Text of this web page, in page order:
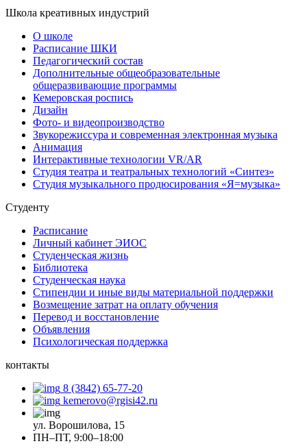
Школа креативных индустрий
О школе
Расписание ШКИ
Педагогический состав
Дополнительные общеобразовательные
общеразвивающие программы
Кемеровская роспись
Дизайн
Фото- и видеопроизводство
Звукорежиссура и современная электронная музыка
Анимация
Интерактивные технологии VR/AR
Студия театра и театральных технологий «Синтез»
Студия музыкального продюсирования «Я=музыка»
Студенту
Расписание
Личный кабинет ЭИОС
Студенческая жизнь
Библиотека
Студенческая наука
Стипендии и иные виды материальной поддержки
Возмещение затрат на оплату обучения
Перевод и восстановление
Объявления
Психологическая поддержка
контакты
8 (3842) 65-77-20
kemerovo@rgisi42.ru
ул. Ворошилова, 15
ПН–ПТ, 9:00–18:00